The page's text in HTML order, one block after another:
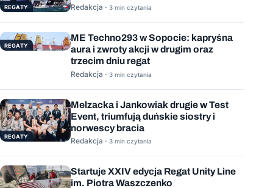
REGATY Redakcja · 3 min czytania
REGATY
ME Techno293 w Sopocie: kapryśna
aura i zwroty akcji w drugim oraz
trzecim dniu regat
Redakcja · 3 min czytania
REGATY
Melzacka i Jankowiak drugie w Test
Event, triumfują duńskie siostry i
norwescy bracia
Redakcja · 3 min czytania
Startuje XXIV edycja Regat Unity Line
im. Piotra Waszczenko